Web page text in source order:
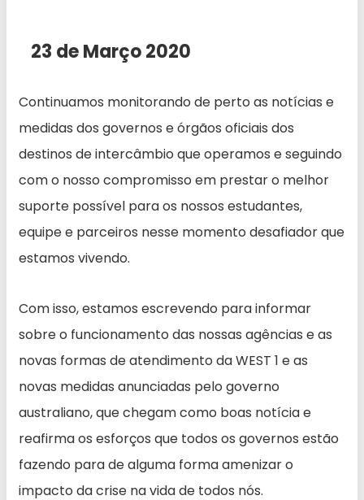
23 de Março 2020
Continuamos monitorando de perto as notícias e
medidas dos governos e órgãos oficiais dos
destinos de intercâmbio que operamos e seguindo
com o nosso compromisso em prestar o melhor
suporte possível para os nossos estudantes,
equipe e parceiros nesse momento desafiador que
estamos vivendo.
Com isso, estamos escrevendo para informar
sobre o funcionamento das nossas agências e as
novas formas de atendimento da WEST 1 e as
novas medidas anunciadas pelo governo
australiano, que chegam como boas notícia e
reafirma os esforços que todos os governos estão
fazendo para de alguma forma amenizar o
impacto da crise na vida de todos nós.